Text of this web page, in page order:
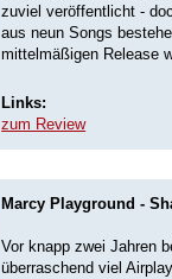
zuviel veröffentlicht -
aus neun Songs
mittelmäßigen Release
Links:
zum Review
Marcy Playground -
Vor knapp zwei Jahren
überraschend viel